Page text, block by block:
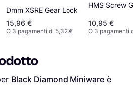
Dmm XSRE Gear Lock
15,96 €
O 3 pagamenti di 5,32 €
HMS Screw
10,95 €
O 3 pagamenti
Black Diamond Miniware